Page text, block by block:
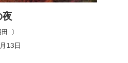
13日
夜